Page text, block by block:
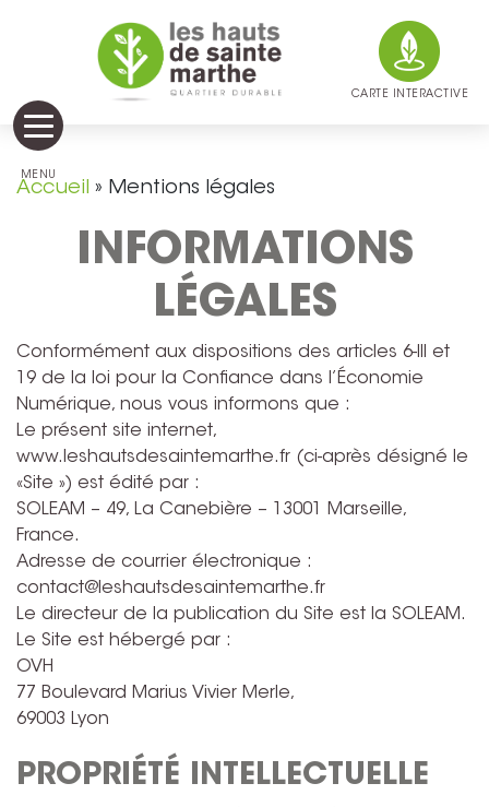
MENU
CARTE INTERACTIVE
Accueil » Mentions légales
INFORMATIONS
LÉGALES
Conformément aux dispositions des articles 6-III et
19 de la loi pour la Confiance dans l’Économie
Numérique, nous vous informons que :
Le présent site internet,
www.leshautsdesaintemarthe.fr (ci-après désigné le
«Site ») est édité par :
SOLEAM – 49, La Canebière – 13001 Marseille,
France.
Adresse de courrier électronique :
contact@leshautsdesaintemarthe.fr
Le directeur de la publication du Site est la SOLEAM.
Le Site est hébergé par :
OVH
77 Boulevard Marius Vivier Merle,
69003 Lyon
PROPRIÉTÉ INTELLECTUELLE